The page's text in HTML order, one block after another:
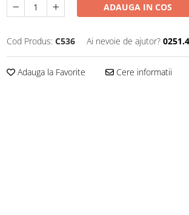
ADAUGA IN COS
Cod Produs: C536 Ai nevoie de ajutor?
Adauga la Favorite Cere informatii